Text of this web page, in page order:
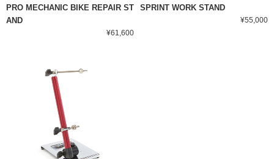
PRO MECHANIC BIKE REPAIR ST
AND
¥61,600
SPRINT WORK STAND
¥55,000